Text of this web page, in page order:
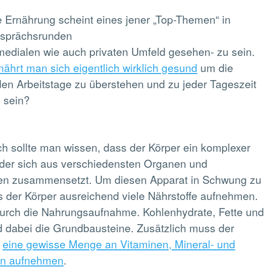
scheint eines jener „Top-Themen“ in
wie auch privaten Umfeld gesehen- zu sein.
man sich eigentlich wirklich gesund um die
Arbeitstage zu überstehen und zu jeder Tageszeit
sein?
sollte man wissen, dass der Körper ein komplexer
sich aus verschiedensten Organen und
zusammensetzt. Um diesen Apparat in Schwung zu
der Körper ausreichend viele Nährstoffe aufnehmen.
die Nahrungsaufnahme. Kohlenhydrate, Fette und
dabei die Grundbausteine. Zusätzlich muss der
eine gewisse Menge an Vitaminen, Mineral- und
aufnehmen.